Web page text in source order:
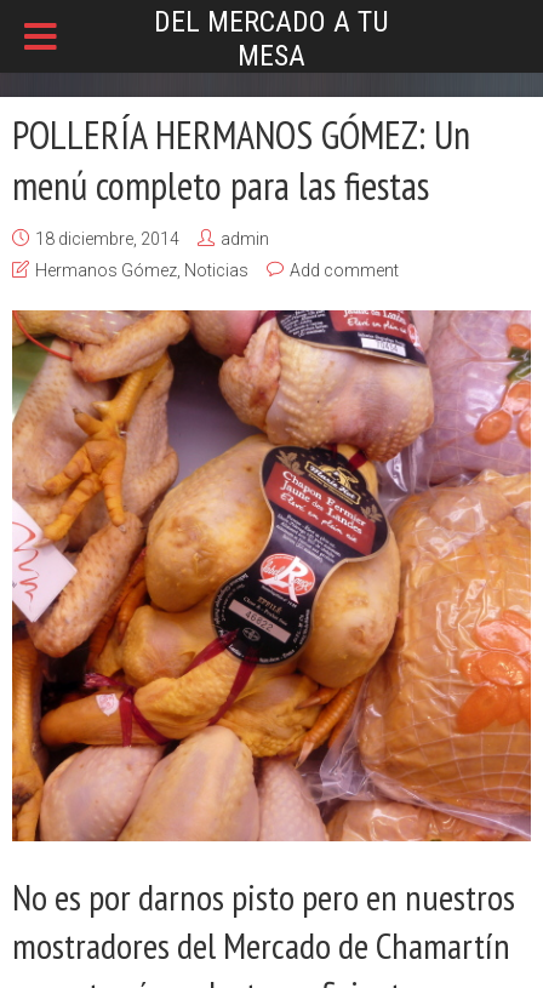
DEL MERCADO A TU
MESA
POLLERÍA HERMANOS GÓMEZ: Un
menú completo para las fiestas
18 diciembre, 2014
admin
Hermanos Gómez Noticias Add comment
No es por darnos pisto pero en nuestros
mostradores del Mercado de Chamartín